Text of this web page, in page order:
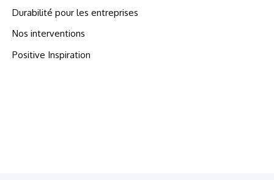
Durabilité pour les entreprises
Nos interventions
Positive Inspiration